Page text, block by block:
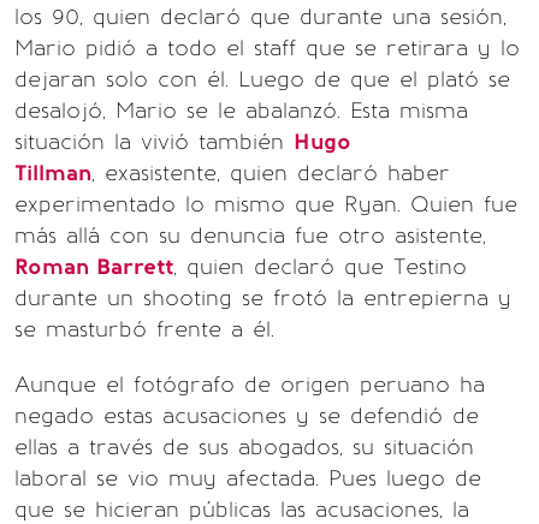
los 90, quien declaró que durante una sesión,
Mario pidió a todo el staff que se retirara y lo
dejaran solo con él. Luego de que el plató se
desalojó, Mario se le abalanzó. Esta misma
situación la vivió también Hugo
Tillman, exasistente, quien declaró haber
experimentado lo mismo que Ryan. Quien fue
más allá con su denuncia fue otro asistente,
Roman Barrett, quien declaró que Testino
durante un shooting se frotó la entrepierna y
se masturbó frente a él.
Aunque el fotógrafo de origen peruano ha
negado estas acusaciones y se defendió de
ellas a través de sus abogados, su situación
laboral se vio muy afectada. Pues luego de
que se hicieran públicas las acusaciones, la